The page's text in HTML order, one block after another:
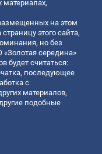
на этом
этого сайта,
но без
середина»
будет считаться:
последующее
с
материалов,
подобные